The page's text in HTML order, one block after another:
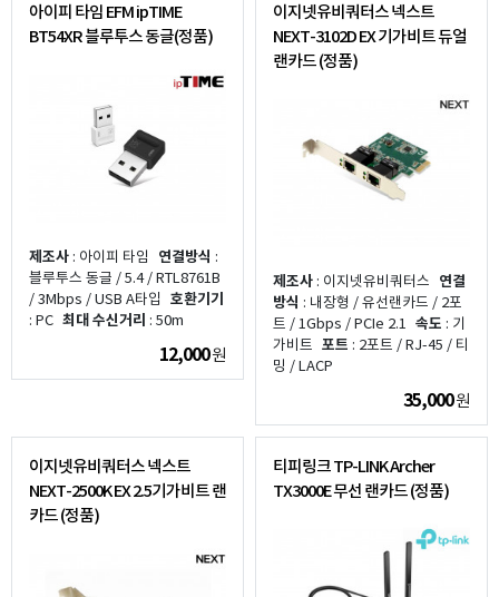
아이피 타임 EFM ipTIME
BT54XR 블루투스 동글(정품)
제조사 : 아이피 타임 연결방식 :
블루투스 동글 / 5.4 / RTL8761B
/ 3Mbps / USB A타입 호환기기
: PC 최대 수신거리 : 50m
12,000원
이지넷유비쿼터스 넥스트
NEXT-3102D EX 기가비트 듀얼
랜카드 (정품)
제조사 : 이지넷유비쿼터스 연결
방식 : 내장형 / 유선랜카드 / 2포
트 / 1Gbps / PCIe 2.1 속도 : 기
가비트 포트 : 2포트 / RJ-45 / 티
밍 / LACP
35,000원
이지넷유비쿼터스 넥스트
NEXT-2500K EX 2.5기가비트 랜
카드 (정품)
티피링크 TP-LINK Archer
TX3000E 무선 랜카드 (정품)